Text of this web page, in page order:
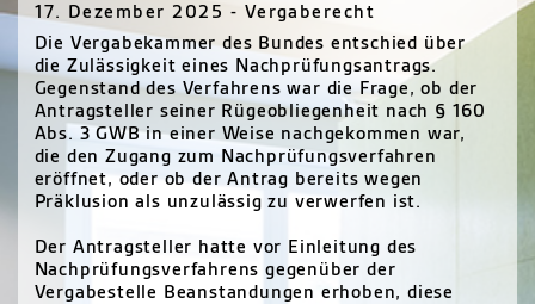
17. Dezember 2025 - Vergaberecht
Die Vergabekammer des Bundes entschied über
die Zulässigkeit eines Nachprüfungsantrags.
Gegenstand des Verfahrens war die Frage, ob der
Antragsteller seiner Rügeobliegenheit nach § 160
Abs. 3 GWB in einer Weise nachgekommen war,
die den Zugang zum Nachprüfungsverfahren
eröffnet, oder ob der Antrag bereits wegen
Präklusion als unzulässig zu verwerfen ist.
Der Antragsteller hatte vor Einleitung des
Nachprüfungsverfahrens gegenüber der
Vergabestelle Beanstandungen erhoben, diese